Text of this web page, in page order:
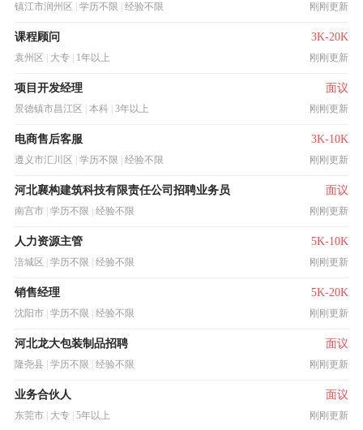
镇江市润州区 学历不限 经验不限 刚刚更新
课程顾问 3K-20K
袁州区 大专 1年以上 刚刚更新
项目开发经理 面议
景德镇市昌江区 本科 3年以上 刚刚更新
电商售后客服 3K-10K
遵义市汇川区 学历不限 经验不限 刚刚更新
河北襄构建筑科技有限责任公司招聘业务员 面议
南宫市 学历不限 经验不限 刚刚更新
人力资源主管 5K-10K
涪城区 学历不限 经验不限 刚刚更新
销售经理 5K-20K
沈阳市 学历不限 经验不限 刚刚更新
河北龙大包装制品招聘 面议
隆尧县 学历不限 经验不限 刚刚更新
业务合伙人 面议
东莞市 大专 5年以上 刚刚更新